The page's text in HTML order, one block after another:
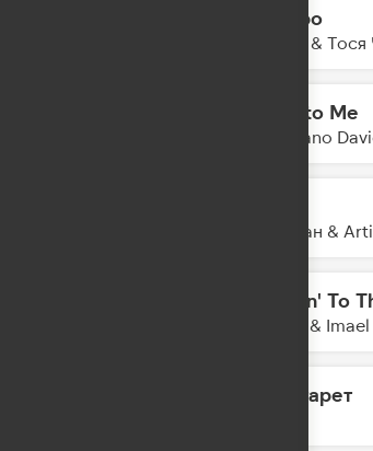
Метро
ЛАУД & Тося
Talk to Me
Damiano
Джиган &
Movin' To
Hugel &
Маргарет